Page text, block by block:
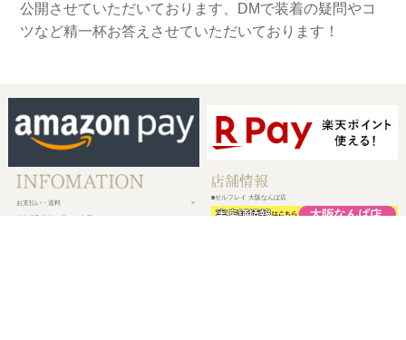
公開させていただいております、DMで装着の疑問やコ
ツなど精一杯お答えさせていただいております！
お支払い・送料
特定商取引法に基づく表示
■セルフレイ 大阪なんば店